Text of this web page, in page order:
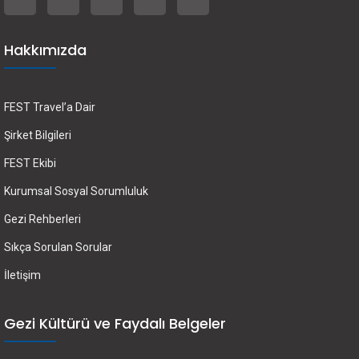
Hakkımızda
FEST Travel’a Dair
Şirket Bilgileri
FEST Ekibi
Kurumsal Sosyal Sorumluluk
Gezi Rehberleri
Sıkça Sorulan Sorular
İletişim
Gezi Kültürü ve Faydalı Belgeler